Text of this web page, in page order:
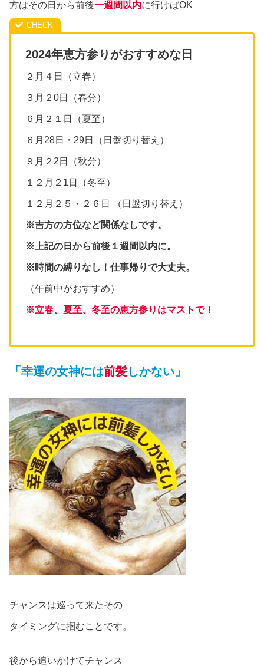
方はその日から前後一週間以内に行けばOK
2024年恵方参りがおすすめな日
２月４日（立春）
３月２0日（春分）
６月２１日（夏至）
６月28日・29日（日盤切り替え）
９月２2日（秋分）
１２月２1日（冬至）
１２月２５・２６日 （日盤切り替え）
※吉方の方位など関係なしです。
※上記の日から前後１週間以内に。
※時間の縛りなし！仕事帰りで大丈夫。
（午前中がおすすめ）
※立春、夏至、冬至の恵方参りはマストで！
「幸運の女神には前髪しかない」
チャンスは巡って来たその
タイミングに掴むことです。
後から追いかけてチャンス